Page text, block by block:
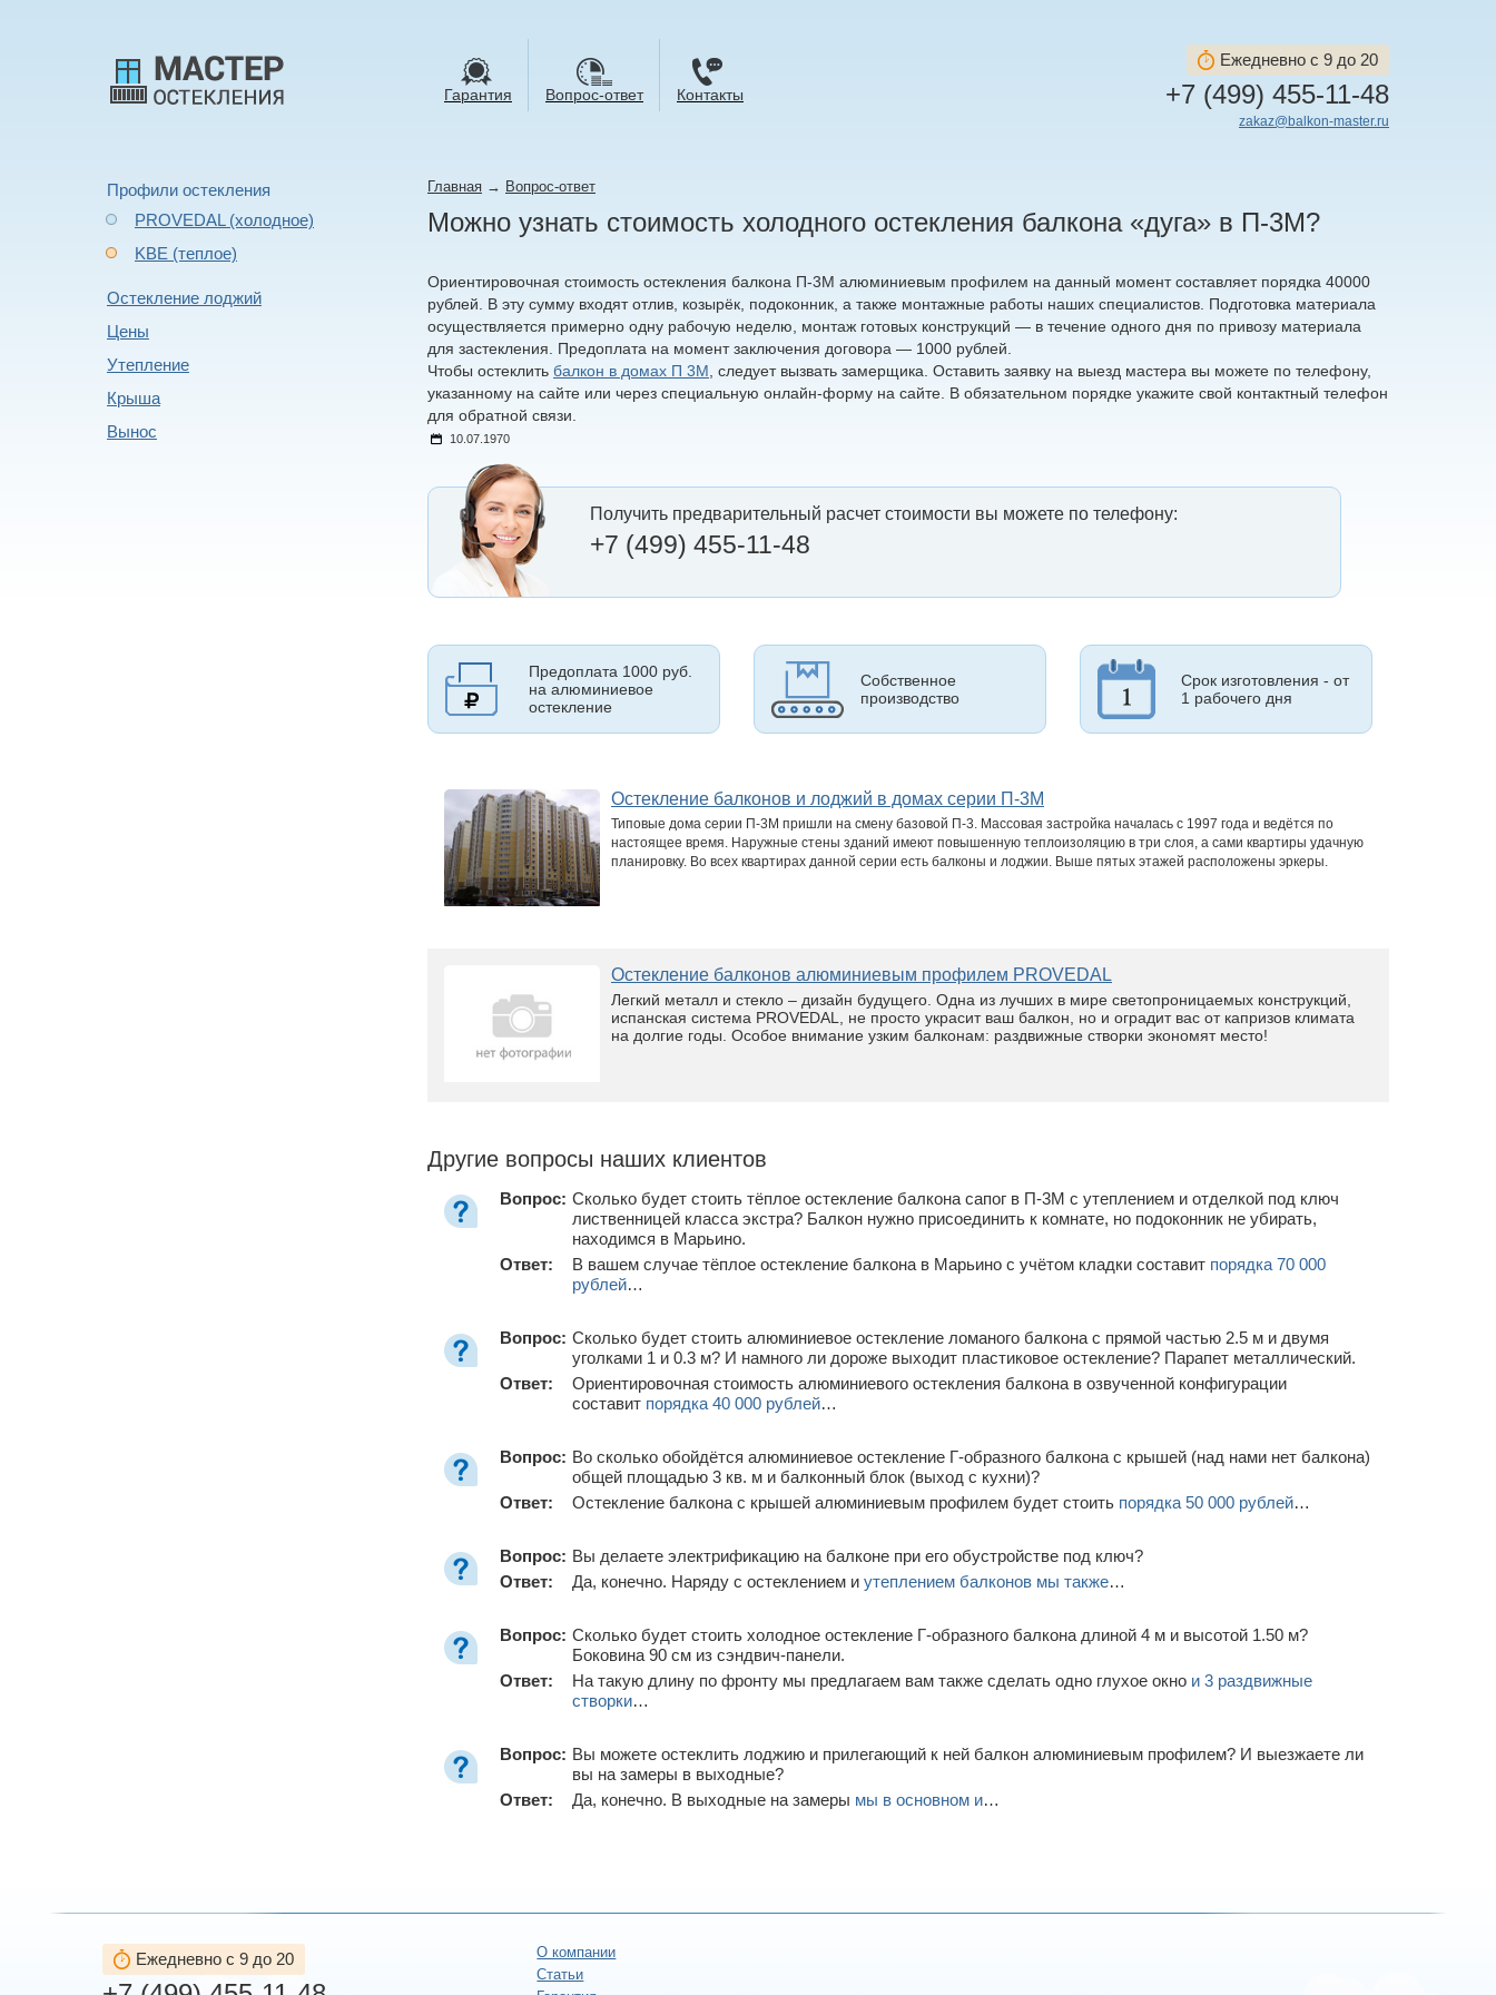
Гарантия Вопрос-ответ Контакты
Ежедневно с 9 до 20
+7 (499) 455-11-48
zakaz@balkon-master.ru
Профили остекления
PROVEDAL (холодное)
KBE (теплое)
Остекление лоджий
Цены
Утепление
Крыша
Вынос
Главная → Вопрос-ответ
Можно узнать стоимость холодного остекления балкона «дуга» в П-3М?
Ориентировочная стоимость остекления балкона П-3М алюминиевым профилем на данный момент составляет порядка 40000
рублей. В эту сумму входят отлив, козырёк, подоконник, а также монтажные работы наших специалистов. Подготовка материала
осуществляется примерно одну рабочую неделю, монтаж готовых конструкций — в течение одного дня по привозу материала
для застекления. Предоплата на момент заключения договора — 1000 рублей.
Чтобы остеклить балкон в домах П 3М , следует вызвать замерщика. Оставить заявку на выезд мастера вы можете по телефону,
указанному на сайте или через специальную онлайн-форму на сайте. В обязательном порядке укажите свой контактный телефон
для обратной связи.
10.07.1970
Получить предварительный расчет стоимости вы можете по телефону:
+7 (499) 455-11-48
Предоплата 1000 руб.
на алюминиевое
остекление
Собственное
производство
Срок изготовления - от
1 рабочего дня
Остекление балконов и лоджий в домах серии П-3М
Типовые дома серии П-3М пришли на смену базовой П-3. Массовая застройка началась с 1997 года и ведётся по
настоящее время. Наружные стены зданий имеют повышенную теплоизоляцию в три слоя, а сами квартиры удачную
планировку. Во всех квартирах данной серии есть балконы и лоджии. Выше пятых этажей расположены эркеры.
Остекление балконов алюминиевым профилем PROVEDAL
Легкий металл и стекло – дизайн будущего. Одна из лучших в мире светопроницаемых конструкций,
испанская система PROVEDAL, не просто украсит ваш балкон, но и оградит вас от капризов климата
на долгие годы. Особое внимание узким балконам: раздвижные створки экономят место!
Другие вопросы наших клиентов
Вопрос: Сколько будет стоить тёплое остекление балкона сапог в П-3М с утеплением и отделкой под ключ
лиственницей класса экстра? Балкон нужно присоединить к комнате, но подоконник не убирать,
находимся в Марьино.
Ответ:
В вашем случае тёплое остекление балкона в Марьино с учётом кладки составит порядка 70 000
рублей…
Вопрос: Сколько будет стоить алюминиевое остекление ломаного балкона с прямой частью 2.5 м и двумя
уголками 1 и 0.3 м? И намного ли дороже выходит пластиковое остекление? Парапет металлический.
Ответ:
Ориентировочная стоимость алюминиевого остекления балкона в озвученной конфигурации
составит порядка 40 000 рублей…
Вопрос: Во сколько обойдётся алюминиевое остекление Г-образного балкона с крышей (над нами нет балкона)
общей площадью 3 кв. м и балконный блок (выход с кухни)?
Ответ:
Остекление балкона с крышей алюминиевым профилем будет стоить порядка 50 000 рублей…
Вопрос: Вы делаете электрификацию на балконе при его обустройстве под ключ?
Ответ:
Да, конечно. Наряду с остеклением и утеплением балконов мы также…
Вопрос: Сколько будет стоить холодное остекление Г-образного балкона длиной 4 м и высотой 1.50 м?
Боковина 90 см из сэндвич-панели.
Ответ:
На такую длину по фронту мы предлагаем вам также сделать одно глухое окно и 3 раздвижные
створки…
Вопрос: Вы можете остеклить лоджию и прилегающий к ней балкон алюминиевым профилем? И выезжаете ли
вы на замеры в выходные?
Ответ:
Да, конечно. В выходные на замеры мы в основном и…
Ежедневно с 9 до 20
О компании
Статьи